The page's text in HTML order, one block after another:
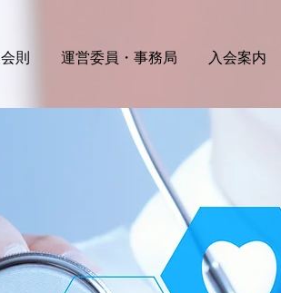
会則 運営委員・事務局 入会案内